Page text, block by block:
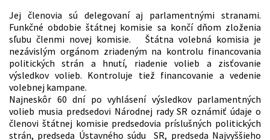
Jej členovia sú delegovaní aj parlamentnými stranami.
Funkčné obdobie štátnej komisie sa končí dňom zloženia
sľubu členmi novej komisie. Štátna volebná komisia je
nezávislým orgánom zriadeným na kontrolu financovania
politických strán a hnutí, riadenie volieb a zisťovanie
výsledkov volieb. Kontroluje tiež financovanie a vedenie
volebnej kampane.
Najneskôr 60 dní po vyhlásení výsledkov parlamentných
volieb musia predsedovi Národnej rady SR oznámiť údaje o
členovi štátnej komisie predsedovia príslušných politických
strán, predseda Ústavného súdu SR, predseda Najvyššieho